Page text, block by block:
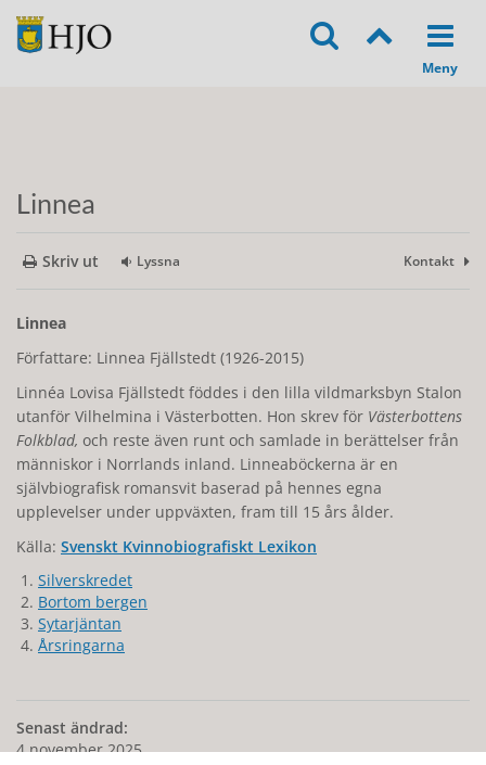
Linnea
Skriv ut Lyssna Kontakt
Linnea
Författare: Linnea Fjällstedt (1926-2015)
Linnéa Lovisa Fjällstedt föddes i den lilla vildmarksbyn Stalon
utanför Vilhelmina i Västerbotten. Hon skrev för Västerbottens
Folkblad, och reste även runt och samlade in berättelser från
människor i Norrlands inland. Linneaböckerna är en
självbiografisk romansvit baserad på hennes egna
upplevelser under uppväxten, fram till 15 års ålder.
Källa: Svenskt Kvinnobiografiskt Lexikon
Silverskredet
Bortom bergen
Sytarjäntan
Årsringarna
Senast ändrad:
4 november 2025